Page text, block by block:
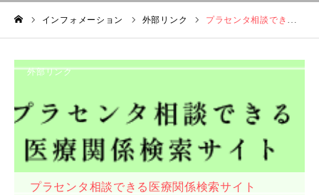
インフォメーション 外部リンク プラセンタ相談できる医療関係検索サイト
外部リンク
プラセンタ相談できる医療関係検索サイト